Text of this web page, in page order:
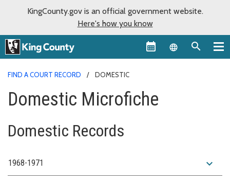
KingCounty.gov is an official government website.
Here's how you know
Language
FIND A COURT RECORD DOMESTIC
Domestic Microfiche
Domestic Records
1968-1971 expand_more